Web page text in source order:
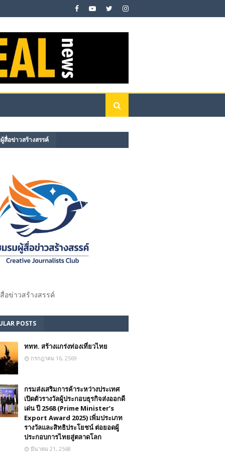
สื่อข่าวสร้างสรรค์​
อข่าวสร้างสรรค์​
POSTS
ททท. สร้างแกร่งท่องเที่ยวไทย
กรกฎาคม 16, 2569
กรมส่งเสริมการค้าระหว่างประเทศ
เปิดตัวรางวัลผู้ประกอบธุรกิจส่งออกดี
เด่น ปี 2568 (Prime Minister’s
Export Award 2025) เพิ่มประเภท
รางวัลและสิทธิประโยชน์ ต่อยอดผู้
ประกอบการไทยสู่ตลาดโลก
มีนาคม 21, 2568